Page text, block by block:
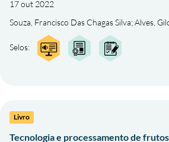
17 out 2022
Souza, Francisco Das Chagas Silva;Alves,
Selos:
Livro
Tecnologia e processamento de